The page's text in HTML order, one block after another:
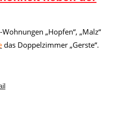
„Hopfen“, „Malz“
das Doppelzimmer „Gerste“.